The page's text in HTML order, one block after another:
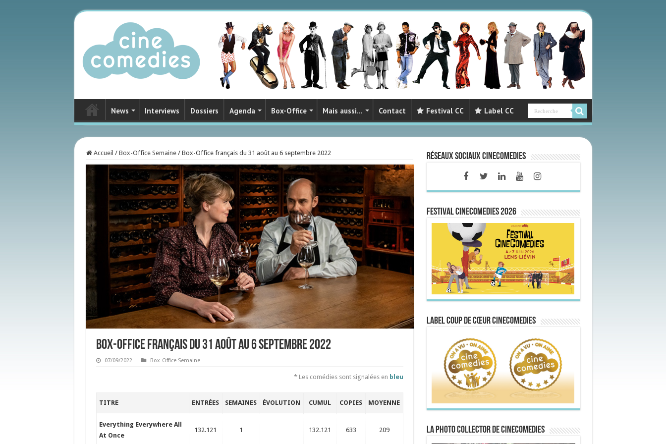
News Interviews Dossiers Agenda Box-Office Mais aussi… Contact Festival CC Label CC
Accueil / Box-Office Semaine / Box-Office français du 31 août au 6 septembre 2022
Box-Office français du 31 août au 6 septembre 2022
07/09/2022 Box-Office Semaine
* Les comédies sont signalées en bleu
TITRE ENTRÉES SEMAINES ÉVOLUTION CUMUL COPIES MOYENNE
Everything Everywhere All
At Once
132.121 1 132.121 633 209
Réseaux sociaux CineComedies
FESTIVAL CINECOMEDIES 2026
Label Coup de Cœur CineComedies
La Photo collector de CineComedies